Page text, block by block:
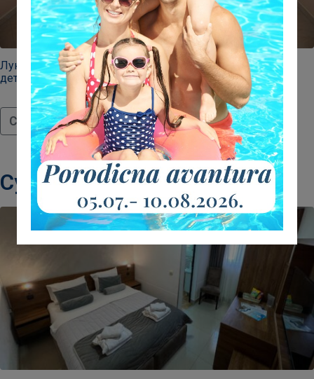
Луксозна стая идеална за двойки или семейства с едно
дете.
Continue reading
Супериор стая